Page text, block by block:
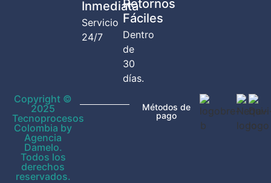
Inmediata
Servicio
24/7
Retornos
Fáciles
Dentro
de
30
días.
Copyright ©
2025
Tecnoprocesos
Colombia by
Agencia
Damelo.
Todos los
derechos
reservados.
Métodos de
pago